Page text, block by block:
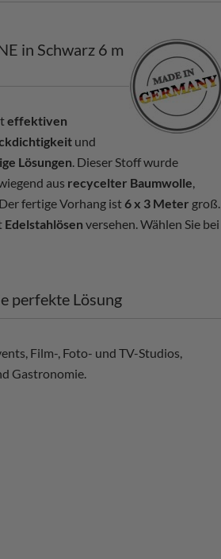
in Schwarz 6 m
effektiven
und
Lösungen. Dieser Stoff wurde
aus recycelter Baumwolle,
fertige Vorhang ist6 x 3 Meter groß.
Edelstahlösen versehen. Wählen Sie bei
perfekte Lösung
Film-, Foto- und TV-Studios,
Gastronomie.